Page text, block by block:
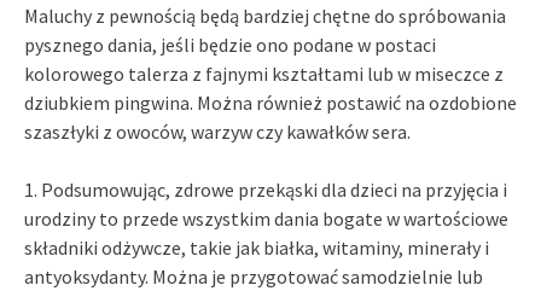
Maluchy z pewnością będą bardziej chętne do spróbowania
pysznego dania, jeśli będzie ono podane w postaci
kolorowego talerza z fajnymi kształtami lub w miseczce z
dziubkiem pingwina. Można również postawić na ozdobione
szaszłyki z owoców, warzyw czy kawałków sera.
1. Podsumowując, zdrowe przekąski dla dzieci na przyjęcia i
urodziny to przede wszystkim dania bogate w wartościowe
składniki odżywcze, takie jak białka, witaminy, minerały i
antyoksydanty. Można je przygotować samodzielnie lub